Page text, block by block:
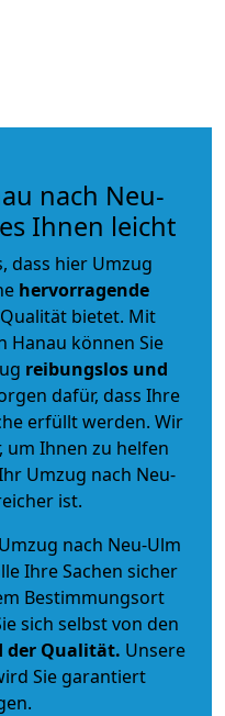
nach Neu-
Ihnen leicht
dass hier Umzug
hervorragende
bietet. Mit
Hanau können Sie
reibungslos und
dafür, dass Ihre
erfüllt werden. Wir
um Ihnen zu helfen
Umzug nach Neu-
ist.
nach Neu-Ulm
Ihre Sachen sicher
Bestimmungsort
sich selbst von den
der Qualität. Unsere
Sie garantiert